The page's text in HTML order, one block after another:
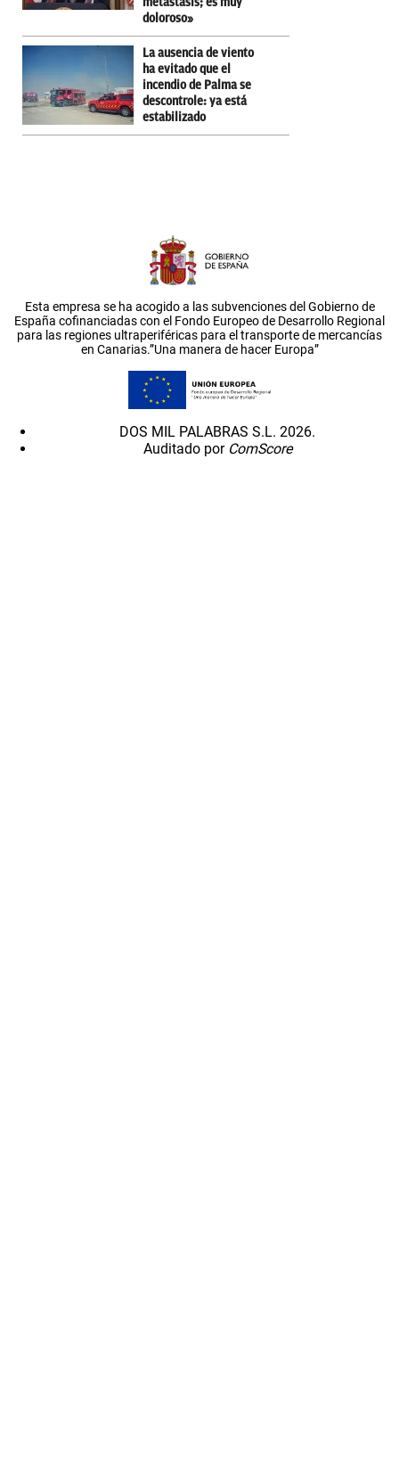
doloroso»
La ausencia de viento
ha evitado que el
incendio de Palma se
descontrole: ya está
estabilizado
Esta empresa se ha acogido a las subvenciones del Gobierno de
España cofinanciadas con el Fondo Europeo de Desarrollo Regional
para las regiones ultraperiféricas para el transporte de mercancías
en Canarias.”Una manera de hacer Europa”
DOS MIL PALABRAS S.L. 2026.
Auditado por ComScore